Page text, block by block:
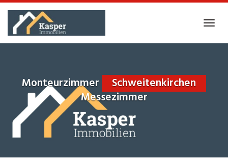
Skip
main
Monteurzimmer
Schweitenkirchen
Messezimmer